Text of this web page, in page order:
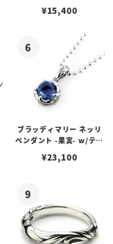
ブスタークラスプ＆LTロ
¥15,400
ブラッディマリー ネッリ
ペンダント -果実- w/ティ
¥23,100